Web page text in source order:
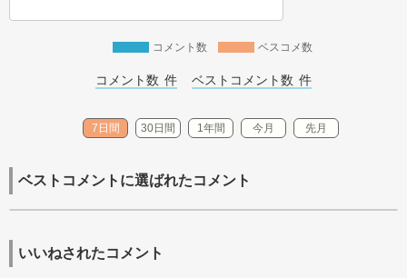
コメント数 ベスコメ数
コメント数 件 ベストコメント数 件
7日間 30日間 1年間 今月 先月
ベストコメントに選ばれたコメント
いいねされたコメント